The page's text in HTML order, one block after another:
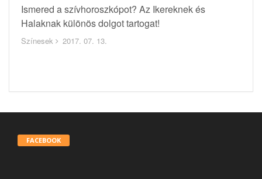
Ismered a szívhoroszkópot? Az Ikereknek és
Halaknak különös dolgot tartogat!
Színesek 2017. 07. 13.
FACEBOOK